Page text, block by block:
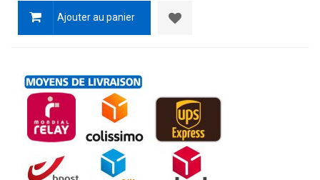
Ajouter au panier